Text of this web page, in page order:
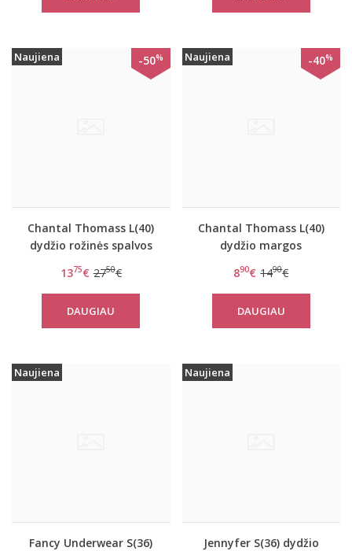
Naujiena -50%
Chantal Thomass L(40)
dydžio rožinės spalvos
1375€ 2750€
DAUGIAU
Naujiena -40%
Chantal Thomass L(40)
dydžio margos
890€ 1490€
DAUGIAU
Naujiena
Fancy Underwear S(36)
Naujiena
Jennyfer S(36) dydžio